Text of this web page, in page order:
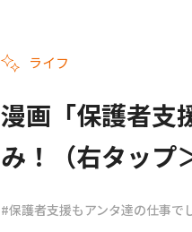
ライフ
漫画「保護者支
み！（右タップ
#保護者支援もアンタ達の仕事で